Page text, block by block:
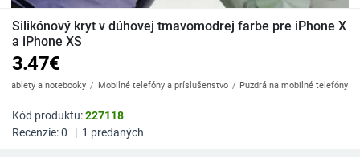
Silikónový kryt v dúhovej tmavomodrej farbe pre iPhone X
a iPhone XS
3.47€
tablety a notebooky Mobilné telefóny a príslušenstvo Puzdrá na mobilné telefóny
Kód produktu:227118
Recenzie:0 | 1 predaných